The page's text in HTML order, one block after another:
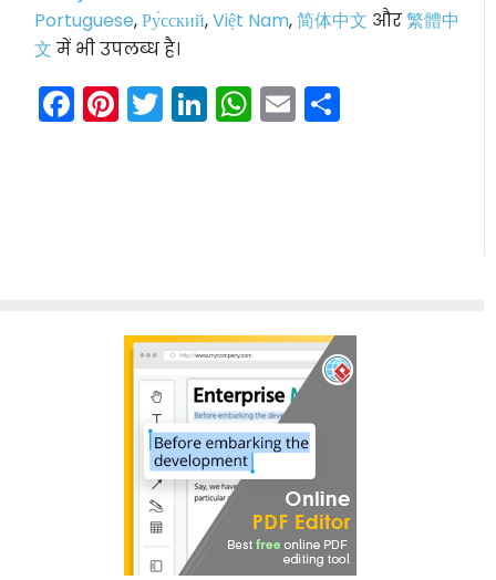
Portuguese,Ру́сский,Việt Nam,简体中文 और繁體中
文 में भी उपलब्ध है।
Facebook
Pinterest
Twitter
LinkedIn
WhatsApp
Email